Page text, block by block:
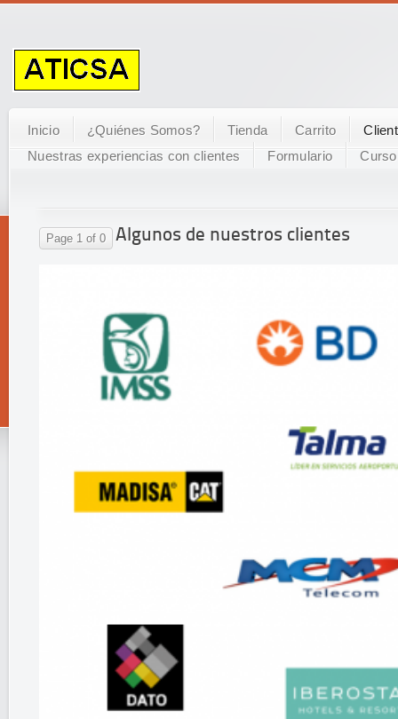
Inicio ¿Quiénes Somos? Tienda Carrito
Nuestras experiencias con clientes
Formulario Curso
Page 1 of 0 Algunos de nuestros clientes